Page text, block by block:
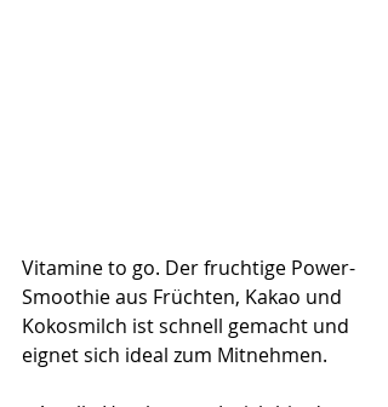
Vitamine to go. Der fruchtige Power-
Smoothie aus Früchten, Kakao und
Kokosmilch ist schnell gemacht und
eignet sich ideal zum Mitnehmen.